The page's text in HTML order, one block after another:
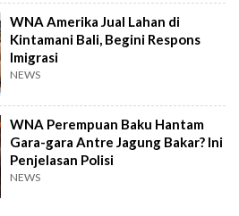
WNA Amerika Jual Lahan di
Kintamani Bali, Begini Respons
Imigrasi
NEWS
WNA Perempuan Baku Hantam
Gara-gara Antre Jagung Bakar? Ini
Penjelasan Polisi
NEWS